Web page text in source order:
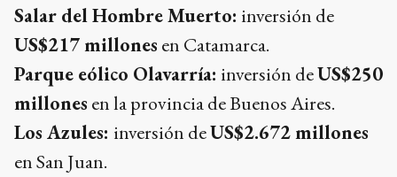
Salar del Hombre Muerto: inversión de
US$217 millones en Catamarca.
Parque eólico Olavarría: inversión deUS$250
millones en la provincia de Buenos Aires.
Los Azules: inversión deUS$2.672 millones
en San Juan.